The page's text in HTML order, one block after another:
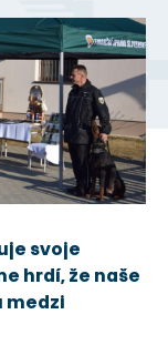
svoje
hrdí, že naše
medzi